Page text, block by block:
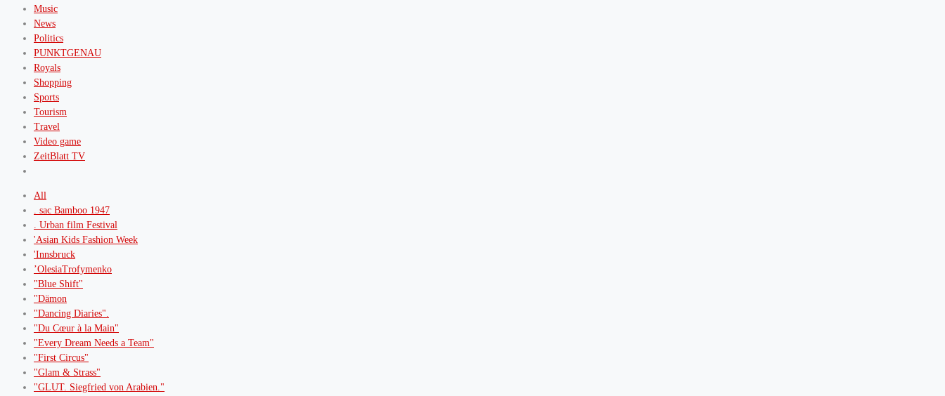
Music
News
Politics
PUNKTGENAU
Royals
Shopping
Sports
Tourism
Travel
Video game
ZeitBlatt TV
All
. sac Bamboo 1947
. Urban film Festival
'Asian Kids Fashion Week
'Innsbruck
’OlesiaTrofymenko
"Blue Shift"
"Dämon
"Dancing Diaries".
"Du Cœur à la Main"
"Every Dream Needs a Team"
"First Circus"
"Glam & Strass"
"GLUT. Siegfried von Arabien."